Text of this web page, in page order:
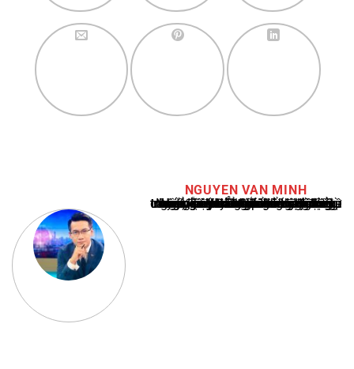
NGUYEN VAN MINH
Nguyễn Văn Minh là một trong những chuyên gia hàng đầu về báo cáo tin tức thể thao tại Việt Nam, với hơn 10 năm hoạt động trong ngành. Ông có kiến thức sâu rộng và kinh nghiệm đáng kể trong việc phân tích và báo cáo về các sự kiện thể thao hàng đầu. Sự hiểu biết sâu sắc của ông về ngành này đã giúp ông xây dựng uy tín và danh tiếng trong cộng đồng báo chí thể thao.